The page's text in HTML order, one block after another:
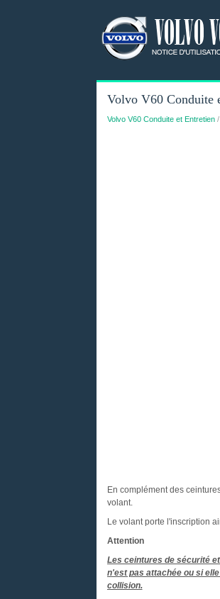
Volvo V60 Conduite
Volvo V60 Conduite et Entretien/
En complément des
volant.
Le volant porte l'inscription
Attention
Les ceintures de sécurité
n'est pas attachée ou si
collision.